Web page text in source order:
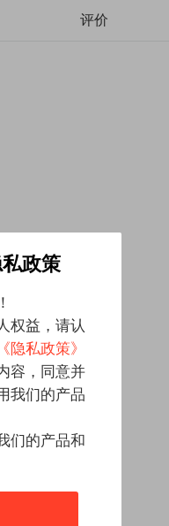
评价
政策
权益，请认
《隐私政策》
容，同意并
我们的产品
们的产品和